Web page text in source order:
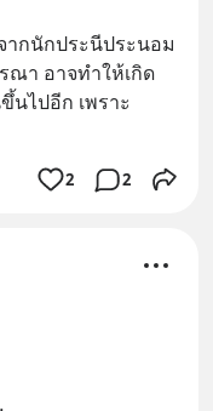
ากนักประนีประนอม
ณา อาจทำให้เกิด
นไปอีก เพราะ
2 2